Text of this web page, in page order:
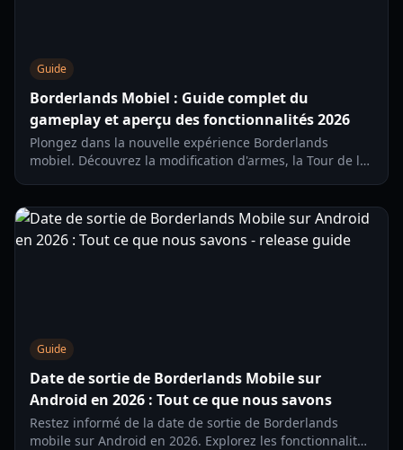
Guide
Borderlands Mobiel : Guide complet du
gameplay et aperçu des fonctionnalités 2026
Plongez dans la nouvelle expérience Borderlands
mobiel. Découvrez la modification d'armes, la Tour de la
Guide
Date de sortie de Borderlands Mobile sur
Android en 2026 : Tout ce que nous savons
Restez informé de la date de sortie de Borderlands
mobile sur Android en 2026. Explorez les fonctionnalités